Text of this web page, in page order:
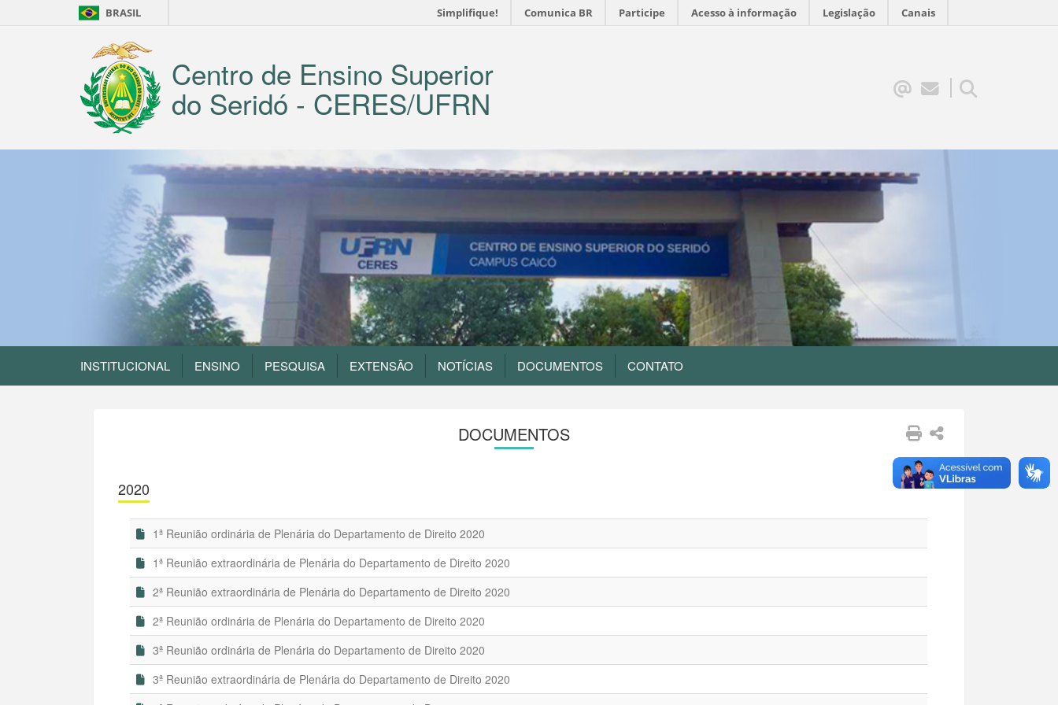
BRASIL Simplifique! Comunica BR Participe Acesso à informação Legislação Canais
Centro de Ensino Superior
do Seridó - CERES/UFRN
INSTITUCIONAL ENSINO PESQUISA EXTENSÃO NOTÍCIAS DOCUMENTOS CONTATO
DOCUMENTOS
2020
1ª Reunião ordinária de Plenária do Departamento de Direito 2020
1ª Reunião extraordinária de Plenária do Departamento de Direito 2020
2ª Reunião extraordinária de Plenária do Departamento de Direito 2020
2ª Reunião ordinária de Plenária do Departamento de Direito 2020
3ª Reunião ordinária de Plenária do Departamento de Direito 2020
3ª Reunião extraordinária de Plenária do Departamento de Direito 2020